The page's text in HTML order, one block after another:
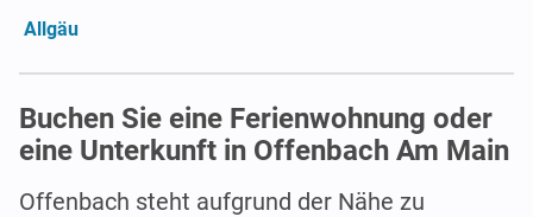
Allgäu
Buchen Sie eine Ferienwohnung oder
eine Unterkunft in Offenbach Am Main
Offenbach steht aufgrund der Nähe zu